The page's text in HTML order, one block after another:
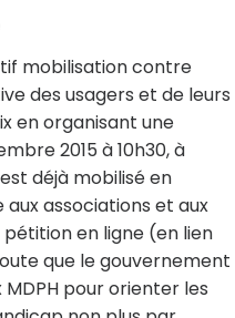
mobilisation contre
des usagers et de leurs
en organisant une
2015 à 10h30, à
déjà mobilisé en
associations et aux
en ligne (en lien
que le gouvernement
pour orienter les